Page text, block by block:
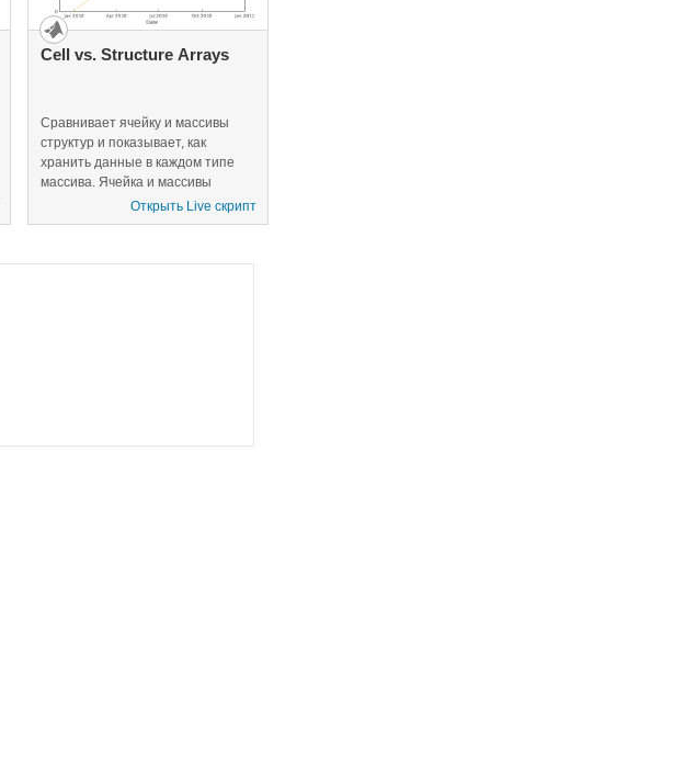
Cell vs. Structure Arrays
Сравнивает ячейку и массивы
структур и показывает, как
хранить данные в каждом типе
массива. Ячейка и массивы
структур позволяют вам хранить
данные различных типов и
Открыть Live скрипт